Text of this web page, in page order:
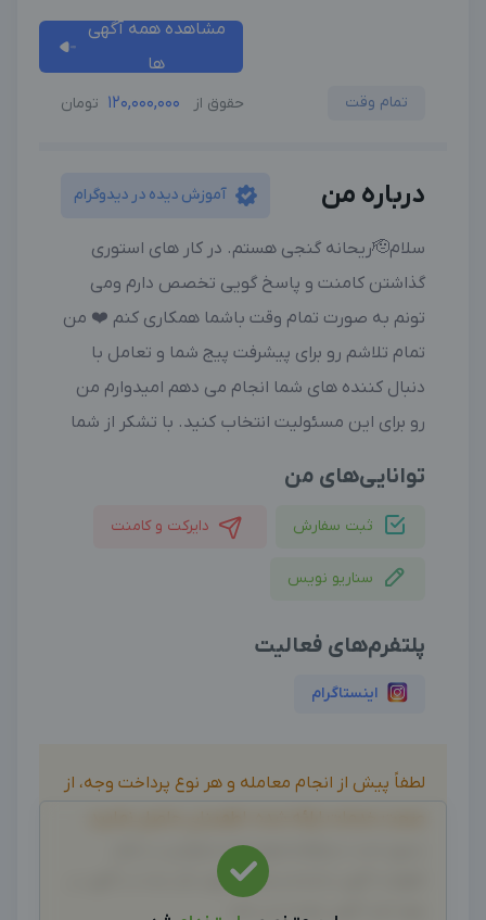
مشاهده همه آگهی
ها
تمام وقت حقوق از 120,000,000 تومان
درباره من آموزش دیده در دیدوگرام
سلام🫡ریحانه گنجی هستم. در کار های استوری
گذاشتن کامنت و پاسخ گویی تخصص دارم ومی
تونم به صورت تمام وقت باشما همکاری کنم ❤️ من
تمام تلاشم رو برای پیشرفت پیج شما و تعامل با
دنبال کننده های شما انجام می دهم امیدوارم من
رو برای این مسئولیت انتخاب کنید. با تشکر از شما
توانایی‌های من
ثبت سفارش دایرکت و کامنت
سناریو نویس
پلتفرم‌های فعالیت
اینستاگرام
لطفاً پیش از انجام معامله و هر نوع پرداخت وجه، از
بدیهی است دیدوگرام هیچ نوع مسئولیتی در قبال
اظهارات آگهی نداشته و صحت موارد ذکر شده در آگهی، بر
عهده فرد آگهی دهنده می باشد.